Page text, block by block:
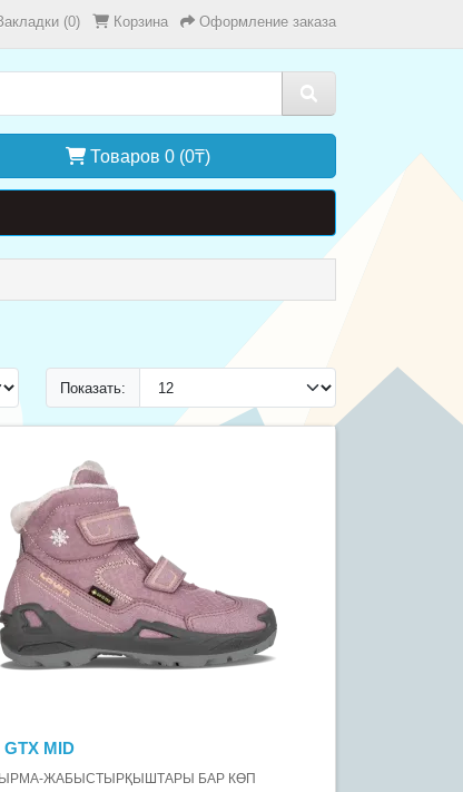
(0) Корзина Оформление заказа
Товаров 0 (0₸)
Показать:
GTX MID
ЖАБЫСТЫРҚЫШТАРЫ БАР КӨП